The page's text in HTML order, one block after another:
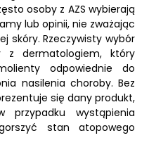
osoby z AZS wybierają
lub opinii, nie zważając
skóry. Rzeczywisty wybór
z dermatologiem, który
odpowiednie do
nasilenia choroby. Bez
się dany produkt,
wystąpienia
stan atopowego